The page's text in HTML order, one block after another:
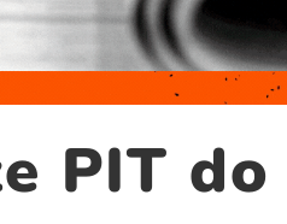
PIT do
internetowej,
na podstawie
tego, jak strona
Doświadczenie
Aby nasza strona